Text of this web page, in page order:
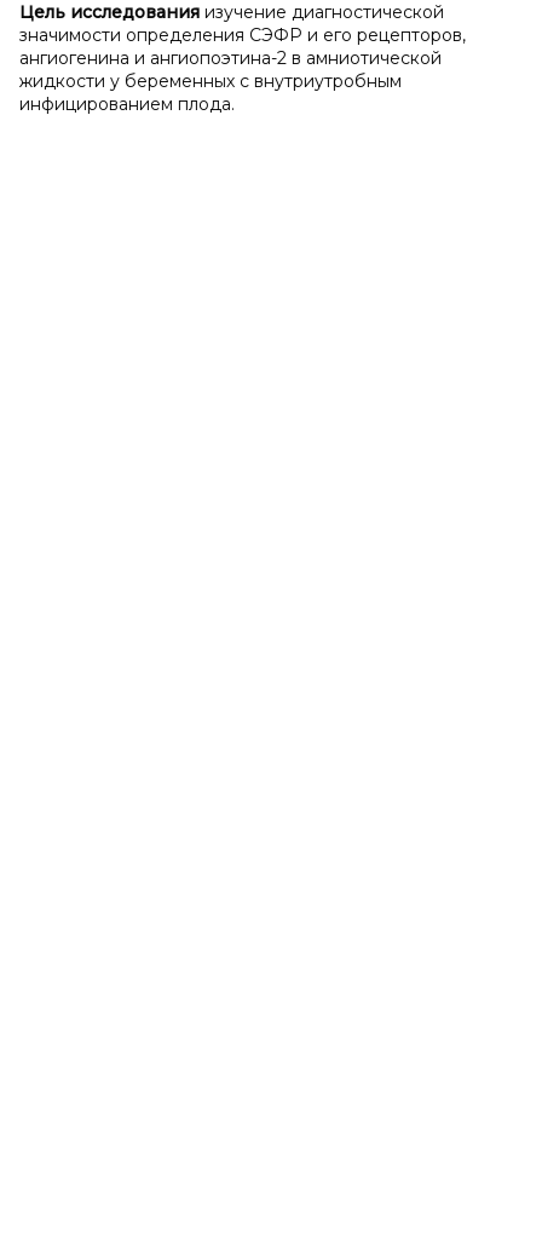
Цель исследования изучение диагностической
значимости определения СЭФР и его рецепторов,
ангиогенина и ангиопоэтина-2 в амниотической
жидкости у беременных с внутриутробным
инфицированием плода.